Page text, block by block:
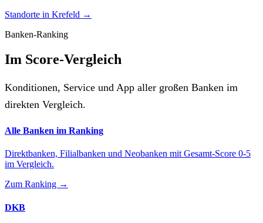
Standorte in Krefeld →
Banken-Ranking
Im Score-Vergleich
Konditionen, Service und App aller großen Banken im
direkten Vergleich.
Alle Banken im Ranking
Direktbanken, Filialbanken und Neobanken mit Gesamt-Score 0-5
im Vergleich.
Zum Ranking →
DKB